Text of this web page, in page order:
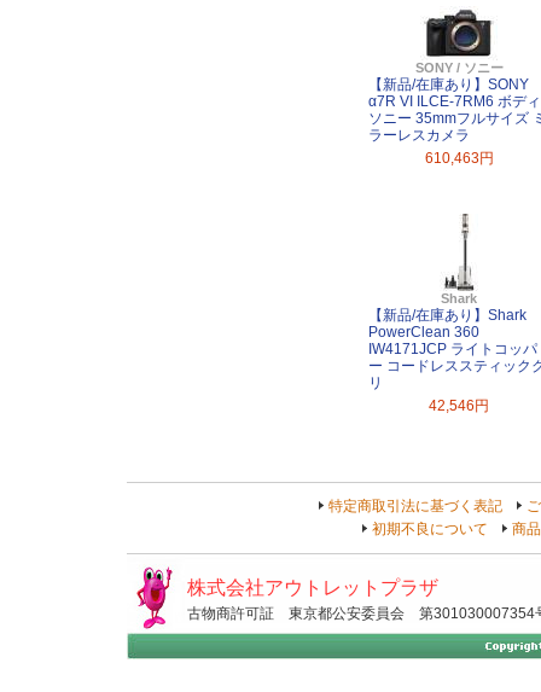
SONY / ソニー
【新品/在庫あり】SONY
α7R VI ILCE-7RM6 ボディ
ソニー 35mmフルサイズ
ラーレスカメラ
610,463円
Shark
【新品/在庫あり】Shark
PowerClean 360
IW4171JCP ライトコッパ
ー コードレススティック
リ
42,546円
特定商取引法に基づく表記
初期不良について
商
株式会社アウトレットプラザ
古物商許可証 東京都公安委員会 第301030007354